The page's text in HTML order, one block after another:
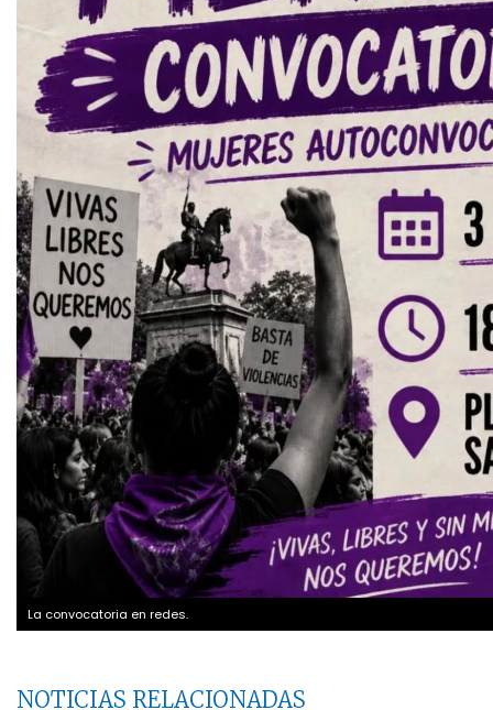
La convocatoria en redes.
NOTICIAS RELACIONADAS